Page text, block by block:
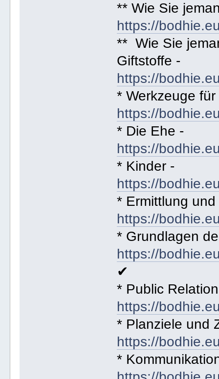
** Wie Sie
https://
** Wie Sie
Giftstoffe -
https://
* Werkzeuge
https://
* Die Ehe -
https://
* Kinder -
https://
* Ermittlung
https://
* Grundlagen
https://
✔
* Public
https://
* Planziele und
https://
*